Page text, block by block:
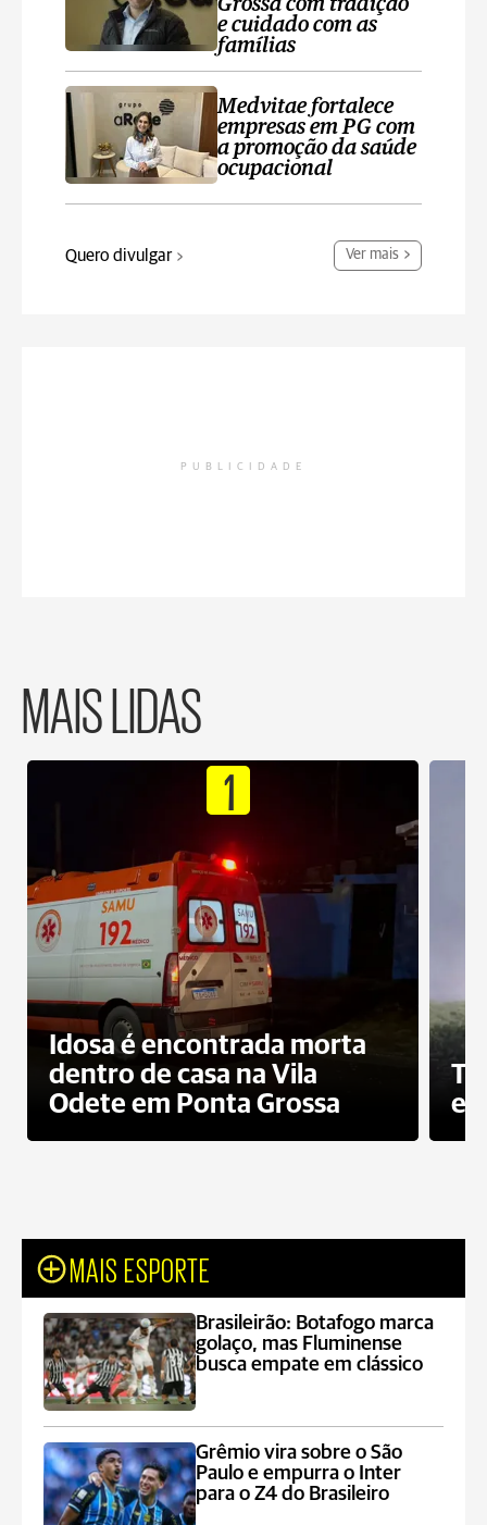
Grossa com tradição
e cuidado com as
famílias
Medvitae fortalece
empresas em PG com
a promoção da saúde
ocupacional
Quero divulgar Ver mais
PUBLICIDADE
MAIS LIDAS
1
Idosa é encontrada morta
dentro de casa na Vila
Odete em Ponta Grossa
e
MAIS ESPORTE
Brasileirão: Botafogo marca
golaço, mas Fluminense
busca empate em clássico
Grêmio vira sobre o São
Paulo e empurra o Inter
para o Z4 do Brasileiro